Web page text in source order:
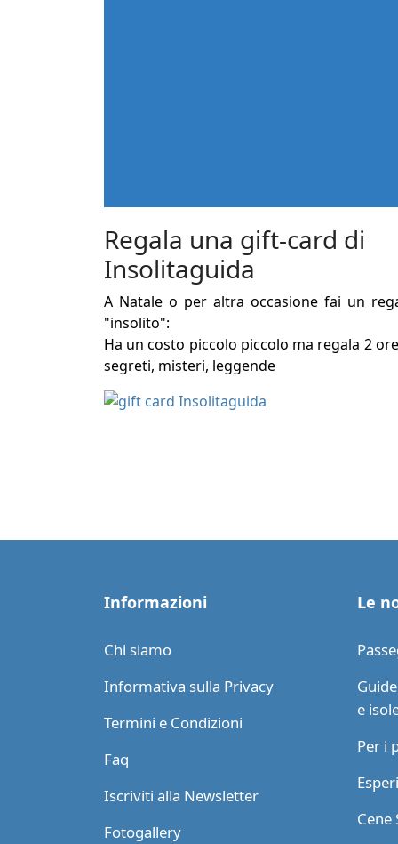
Regala una gift-card di
Insolitaguida
A Natale o per altra occasione fai un
"insolito":
Ha un costo piccolo piccolo ma regala 2
segreti, misteri, leggende
Informazioni
Chi siamo
Informativa sulla Privacy
Termini e Condizioni
Faq
Iscriviti alla Newsletter
Fotogallery
Le
e
Per i
Cene